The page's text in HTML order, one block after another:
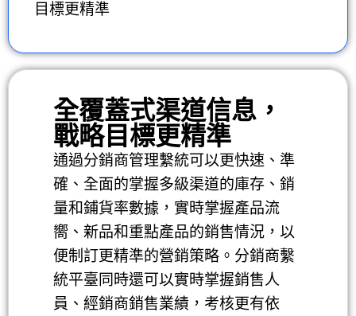
目標更精準
全覆蓋式渠道信息，
戰略目標更精準
通過分銷商管理繫統可以更快速、準
確、全面的掌握多級渠道的庫存、銷
量和鋪貨率數據，實時掌握產品流
嚮、新品和重點產品的銷售情況，以
便制訂更精準的營銷策略。分銷商繫
統平臺同時還可以實時掌握銷售人
員、經銷商銷售業績，考核更有依